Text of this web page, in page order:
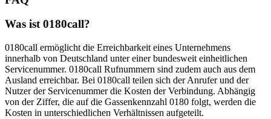
Was ist 0180call?
0180call ermöglicht die Erreichbarkeit eines Unternehmens
innerhalb von Deutschland unter einer bundesweit einheitlichen
Servicenummer. 0180call Rufnummern sind zudem auch aus dem
Ausland erreichbar. Bei 0180call teilen sich der Anrufer und der
Nutzer der Servicenummer die Kosten der Verbindung. Abhängig
von der Ziffer, die auf die Gassenkennzahl 0180 folgt, werden die
Kosten in unterschiedlichen Verhältnissen aufgeteilt.